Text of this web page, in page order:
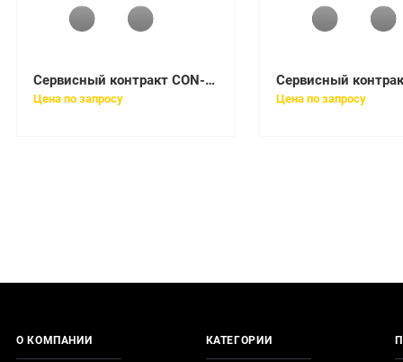
Сервисный контракт CON-SNT-WSC28LPS
Цена по запросу Цена по запросу
О КОМПАНИИ КАТЕГОРИИ